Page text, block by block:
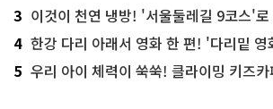
3 이것이 천연 냉방! '서울둘레길 9코스'
4 한강 다리 아래서 영화 한 편! '다리밑 영
5 우리 아이 체력이 쑥쑥! 클라이밍 키즈카